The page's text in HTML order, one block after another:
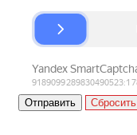
Сбросить